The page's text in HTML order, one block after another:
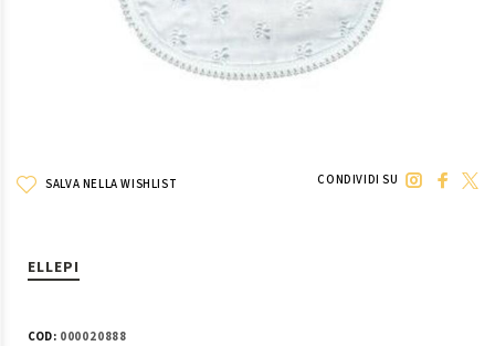
SALVA NELLA WISHLIST CONDIVIDI SU
ELLEPI
COD:000020888